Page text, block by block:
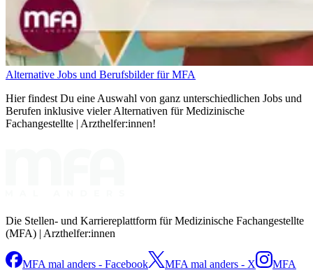
Alternative Jobs und Berufsbilder für MFA
Hier findest Du eine Auswahl von ganz unterschiedlichen Jobs und
Berufen inklusive vieler Alternativen für Medizinische
Fachangestellte | Arzthelfer:innen!
Die Stellen- und Karriereplattform für Medizinische Fachangestellte
(MFA) | Arzthelfer:innen
MFA mal anders - Facebook MFA mal anders - X
MFA